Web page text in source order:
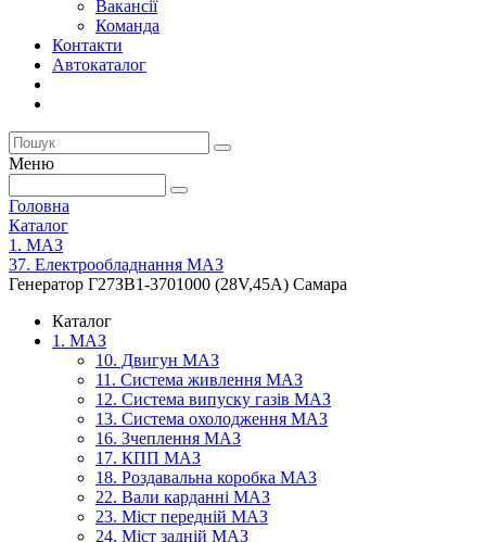
Вакансії
Команда
Контакти
Автокаталог
Меню
Головна
Каталог
1. МАЗ
37. Електрообладнання МАЗ
Генератор Г27ЗВ1-3701000 (28V,45А) Самара
Каталог
1. МАЗ
10. Двигун МАЗ
11. Система живлення МАЗ
12. Система випуску газів МАЗ
13. Система охолодження МАЗ
16. Зчеплення МАЗ
17. КПП МАЗ
18. Роздавальна коробка МАЗ
22. Вали карданні МАЗ
23. Міст передній МАЗ
24. Міст задній МАЗ